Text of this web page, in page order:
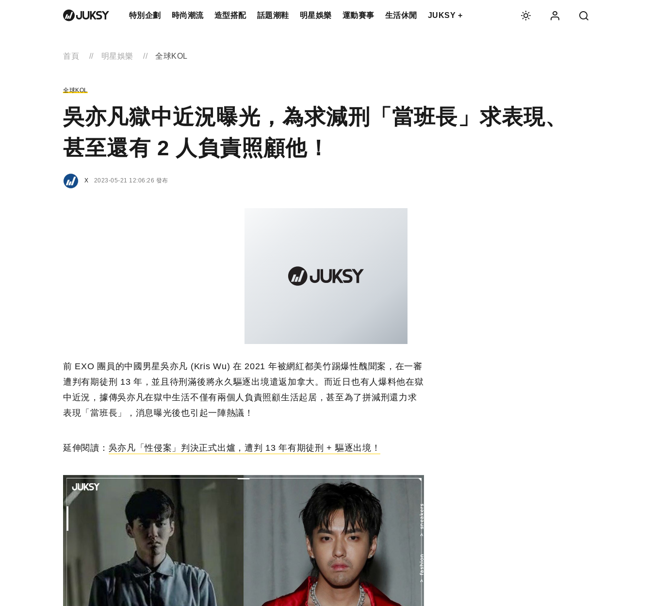
特別企劃 時尚潮流 造型搭配 話題潮鞋 明星娛樂 運動賽事 生活休閒 JUKSY +
首頁 明星娛樂 全球KOL
全球KOL
吳亦凡獄中近況曝光，為求減刑「當班長」求表現、
甚至還有 2 人負責照顧他！
X 2023-05-21 12:06:26 發布
前 EXO 團員的中國男星吳亦凡 (Kris Wu) 在 2021 年被網紅都美竹踢爆性醜聞案，在一審
遭判有期徒刑 13 年，並且待刑滿後將永久驅逐出境遣返加拿大。而近日也有人爆料他在獄
中近況，據傳吳亦凡在獄中生活不僅有兩個人負責照顧生活起居，甚至為了拼減刑還力求
表現「當班長」，消息曝光後也引起一陣熱議！
延伸閱讀： 吳亦凡「性侵案」判決正式出爐，遭判 13 年有期徒刑 + 驅逐出境！